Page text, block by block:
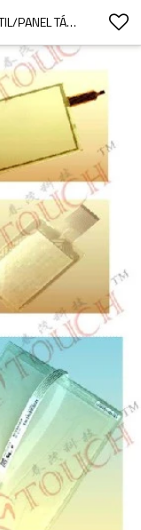
6AV7724 - 1BC10 - 0AA0 PANEL TÁCTIL/PANEL TÁCTIL 6AV7724 - 1BC10 - 0AA0 PANEL PC 670 15" TÁCTIL